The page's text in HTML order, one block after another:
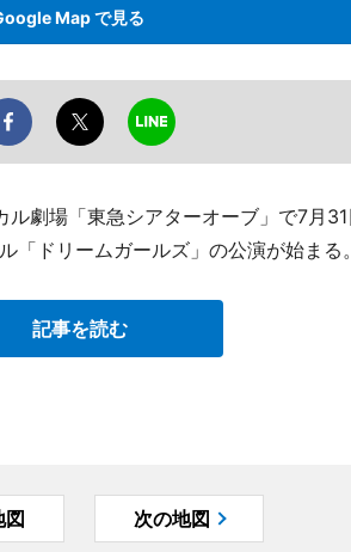
Map で見る
劇場「東急シアターオーブ」で7月
ドリームガールズ」の公演が始まる。
記事を読む
図 次の地図